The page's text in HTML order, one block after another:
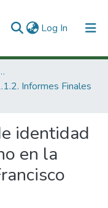
Log In (current)
Recursos Públicos
Informes Finales
identidad
en la